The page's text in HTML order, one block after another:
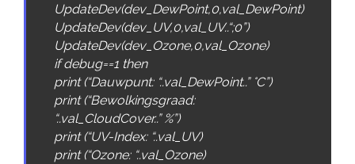
UpdateDev(dev_DewPoint,0,val_DewPoint)
UpdateDev(dev_UV,0,val_UV..“;0”)
UpdateDev(dev_Ozone,0,val_Ozone)
if debug==1 then
print (“Dauwpunt: “ ..val_DewPoint.” °C”)
print (“Bewolkingsgraad:
..val_CloudCover..” %”)
print (“UV-Index: “ ..val_UV)
print (“Ozone: “ ..val_Ozone)